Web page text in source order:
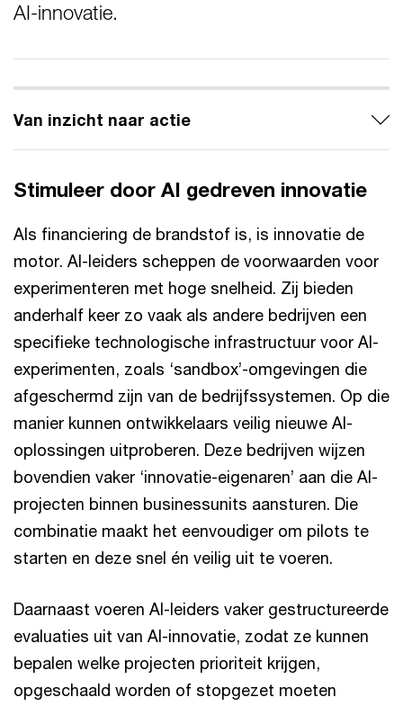
AI‑innovatie.
Van inzicht naar actie
Stimuleer door AI gedreven innovatie
Als financiering de brandstof is, is innovatie de
motor. AI-leiders scheppen de voorwaarden voor
experimenteren met hoge snelheid. Zij bieden
anderhalf keer zo vaak als andere bedrijven een
specifieke technologische infrastructuur voor AI-
experimenten, zoals ‘sandbox’-omgevingen die
afgeschermd zijn van de bedrijfssystemen. Op die
manier kunnen ontwikkelaars veilig nieuwe AI-
oplossingen uitproberen. Deze bedrijven wijzen
bovendien vaker ‘innovatie-eigenaren’ aan die AI-
projecten binnen businessunits aansturen. Die
combinatie maakt het eenvoudiger om pilots te
starten en deze snel én veilig uit te voeren.
Daarnaast voeren AI-leiders vaker gestructureerde
evaluaties uit van AI-innovatie, zodat ze kunnen
bepalen welke projecten prioriteit krijgen,
opgeschaald worden of stopgezet moeten